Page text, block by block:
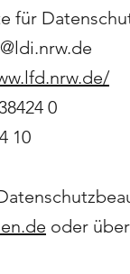
für
0
10
oder